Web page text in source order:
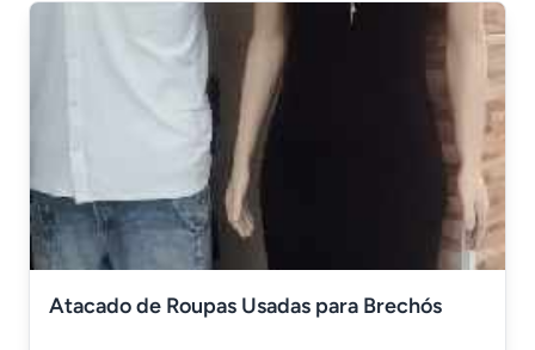
Atacado de Roupas Usadas para Brechós